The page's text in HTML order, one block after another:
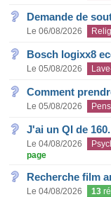
Demande de
Le 06/08/2026
Bosch logixx8
Le 05/08/2026
Comment
Le 05/08/2026
J'ai un QI de
Le 04/08/2026
page
Recherche film
Le 04/08/2026 13